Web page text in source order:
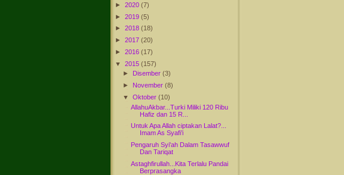
► 2020 (7)
► 2019 (5)
► 2018 (18)
► 2017 (20)
► 2016 (17)
▼
2015 (157)
►
Disember(3)
► November(8)
▼
Oktober(10)
AllahuAkbar...Turki Miliki 120 Ribu
Hafiz dan 15 R...
Untuk Apa Allah ciptakan Lalat?...
Imam As Syafi’i
Pengaruh Syi'ah Dalam Tasawwuf
Dan Tariqat
Astaghfirullah...Kita Terlalu Pandai
Berprasangka